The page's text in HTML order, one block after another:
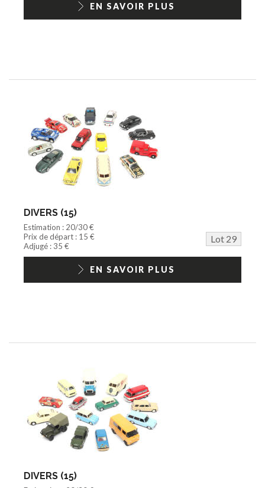
EN SAVOIR PLUS
DIVERS (15)
Estimation : 20/30 €
Prix de départ : 15 €
Lot 29
Adjugé : 35 €
EN SAVOIR PLUS
DIVERS (15)